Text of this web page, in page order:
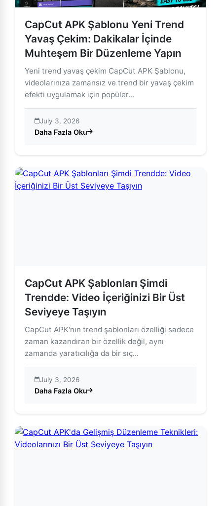
CapCut APK Şablonu Yeni Trend
Yavaş Çekim: Dakikalar İçinde
Muhteşem Bir Düzenleme Yapın
Yeni trend yavaş çekim CapCut APK Şablonu,
videolarınıza zamansız ve trend bir yavaş çekim
efekti uygulamak için popüler...
July 3, 2026
Daha Fazla Oku
about CapCut APK Şablonu Yeni Trend Yavaş
CapCut APK Şablonları Şimdi
Trendde: Video İçeriğinizi Bir Üst
Seviyeye Taşıyın
CapCut APK'nın trend şablonları özelliği sadece
zaman kazandıran bir özellik değil, aynı
zamanda yaratıcılığa da bir sıç...
July 3, 2026
Daha Fazla Oku
about CapCut APK Şablonları Şimdi Trendde: Video